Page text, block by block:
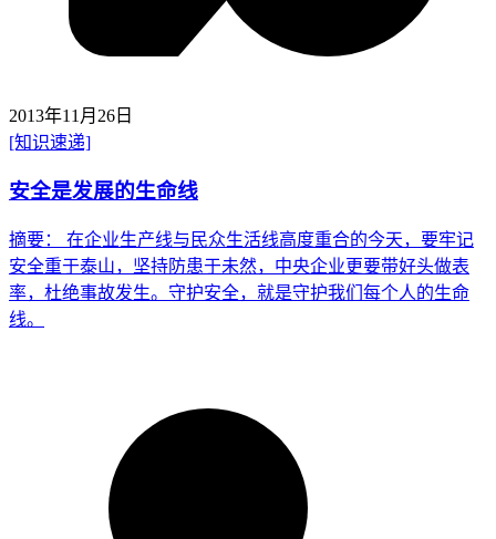
2013年11月26日
[知识速递]
安全是发展的生命线
摘要： 在企业生产线与民众生活线高度重合的今天，要牢记
安全重于泰山，坚持防患于未然，中央企业更要带好头做表
率，杜绝事故发生。守护安全，就是守护我们每个人的生命
线。